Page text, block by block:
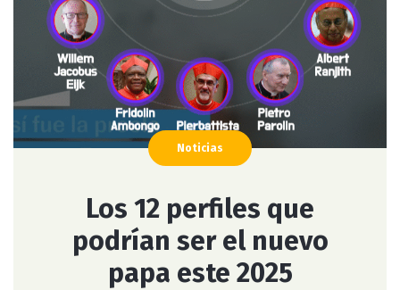
Noticias
Los 12 perfiles que
podrían ser el nuevo
papa este 2025